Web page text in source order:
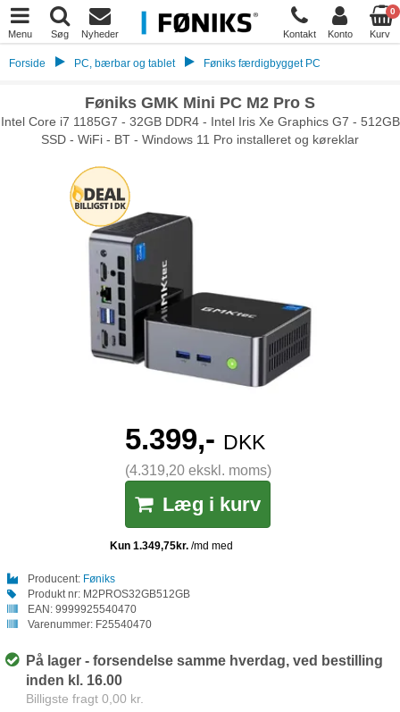
Menu Søg Nyheder Kontakt Konto
0
Kurv
Forside PC, bærbar og tablet Føniks færdigbygget PC
Føniks GMK Mini PC M2 Pro S
Intel Core i7 1185G7 - 32GB DDR4 - Intel Iris Xe Graphics G7 - 512GB
SSD - WiFi - BT - Windows 11 Pro installeret og køreklar
5.399,- DKK
(4.319,20 ekskl. moms)
Læg i kurv
Producent: Føniks
Produkt nr: M2PROS32GB512GB
EAN: 9999925540470
Varenummer: F25540470
På lager - forsendelse samme hverdag, ved bestilling
inden kl. 16.00
Billigste fragt 0,00 kr.